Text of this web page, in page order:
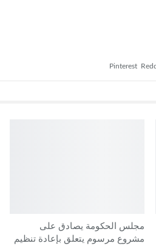
Pinterest
مجلس الحكومة يصادق على
مشروع مرسوم يتعلق بإعادة تنظيم